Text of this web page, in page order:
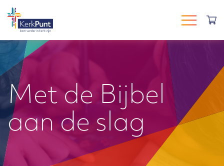
Met de Bijbel
aan de slag